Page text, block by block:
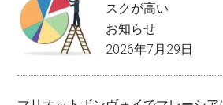
スクが高い
お知らせ
2026年7月29日